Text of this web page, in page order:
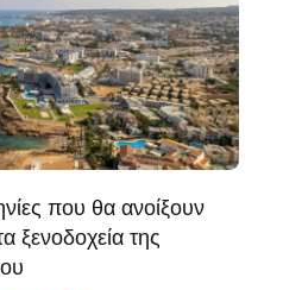
που θα ανοίξουν
ξενοδοχεία της